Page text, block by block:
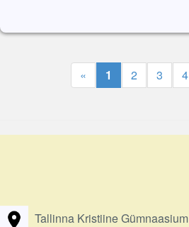
« 1 2 3 4
Tallinna Kristiine Gümnaasium